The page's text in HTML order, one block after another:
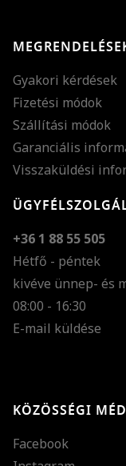
Gyakori kérdések
Fizetési módok
Szállítási módok
Garanciális
Visszaküldési
+36 1 88 55 505
Hétfő - péntek
kivéve ünnep- és
08:00 - 16:30
E-mail küldése
KÖZÖSSÉGI
Facebook